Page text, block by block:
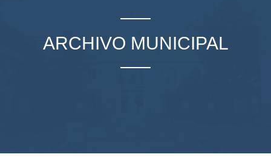
ARCHIVO MUNICIPAL